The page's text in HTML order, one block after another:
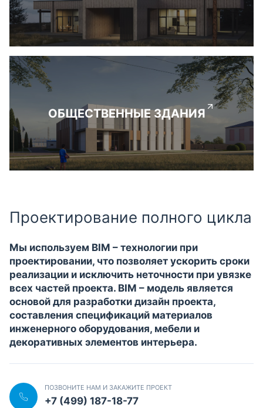
ОБЩЕСТВЕННЫЕ ЗДАНИЯ
Проектирование полного цикла
Мы используем BIM – технологии при
проектировании, что позволяет ускорить сроки
реализации и исключить неточности при увязке
всех частей проекта. BIM – модель является
основой для разработки дизайн проекта,
составления спецификаций материалов
инженерного оборудования, мебели и
декоративных элементов интерьера.
ПОЗВОНИТЕ НАМ И ЗАКАЖИТЕ ПРОЕКТ
+7 (499) 187-18-77